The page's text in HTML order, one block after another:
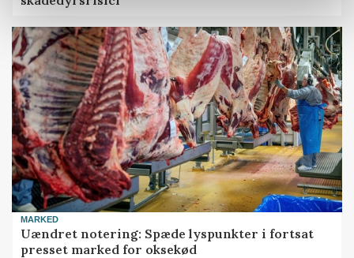
MARKED
Uændret notering: Spæde lyspunkter i fortsat
presset marked for oksekød